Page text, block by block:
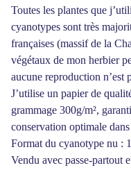
Toutes les plantes que
cyanotypes sont très
françaises (massif de la
végétaux de mon herbier
aucune reproduction n’est
J’utilise un papier de
grammage 300g/m²,
conservation optimale
Format du cyanotype nu :
Vendu avec passe-partout